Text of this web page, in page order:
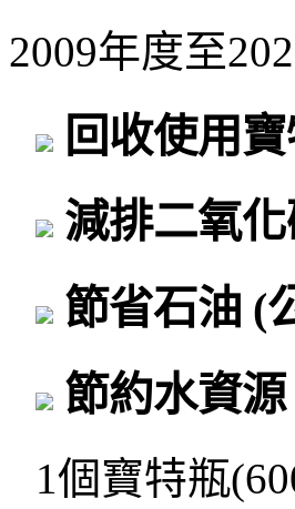
2009年度至
回收使用
減排二氧
節省石油 (
節約水資源
1個寶特瓶